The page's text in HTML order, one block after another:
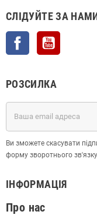
СЛІДУЙТЕ ЗА
Facebook
РОЗСИЛКА
Ви зможете скасувати
форму зворотнього
ІНФОРМАЦІЯ
Про нас